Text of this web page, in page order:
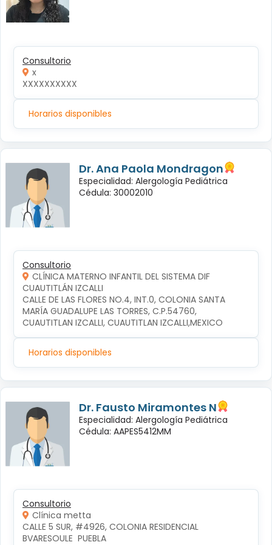
Consultorio
x
XXXXXXXXXX
Horarios disponibles
Dr. Ana Paola Mondragon
Especialidad: Alergología Pediátrica
Cédula: 30002010
Consultorio
CLÍNICA MATERNO INFANTIL DEL SISTEMA DIF
CUAUTITLÁN IZCALLI
CALLE DE LAS FLORES NO.4, INT.0, COLONIA SANTA
MARÍA GUADALUPE LAS TORRES, C.P.54760,
CUAUTITLAN IZCALLI, CUAUTITLAN IZCALLI,MEXICO
Horarios disponibles
Dr. Fausto Miramontes N
Especialidad: Alergología Pediátrica
Cédula: AAPES5412MM
Consultorio
Clínica metta
CALLE 5 SUR, #4926, COLONIA RESIDENCIAL
BVARESOULE  PUEBLA